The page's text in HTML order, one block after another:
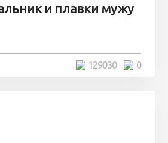
и плавки мужу
0
129030